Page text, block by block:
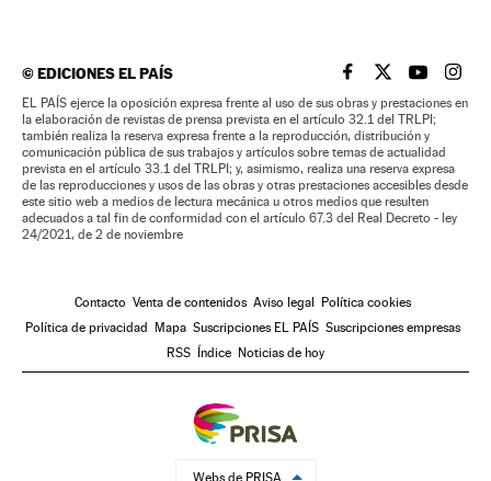
©EDICIONES EL PAÍS EL PAÍS BRASIL EN
EL PAÍSEL PAÍS
EL
EL PAÍS ejerce la oposición expresa frente al uso de sus obras y prestaciones en
la elaboración de revistas de prensa prevista en el artículo 32.1 del TRLPI;
también realiza la reserva expresa frente a la reproducción, distribución y
comunicación pública de sus trabajos y artículos sobre temas de actualidad
prevista en el artículo 33.1 del TRLPI; y, asimismo, realiza una reserva expresa
de las reproducciones y usos de las obras y otras prestaciones accesibles desde
este sitio web a medios de lectura mecánica u otros medios que resulten
adecuados a tal fin de conformidad con el artículo 67.3 del Real Decreto - ley
24/2021, de 2 de noviembre
Contacto Venta de contenidos Aviso legal Política cookies
Política de privacidad Mapa Suscripciones EL PAÍS Suscripciones empresas
RSS Índice Noticias de hoy
Webs de PRISA